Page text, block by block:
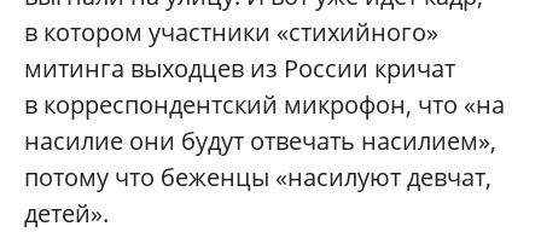
в котором участники «стихийного»
митинга выходцев из России кричат
в корреспондентский микрофон, что «на
насилие они будут отвечать насилием»,
потому что беженцы «насилуют девчат,
детей».